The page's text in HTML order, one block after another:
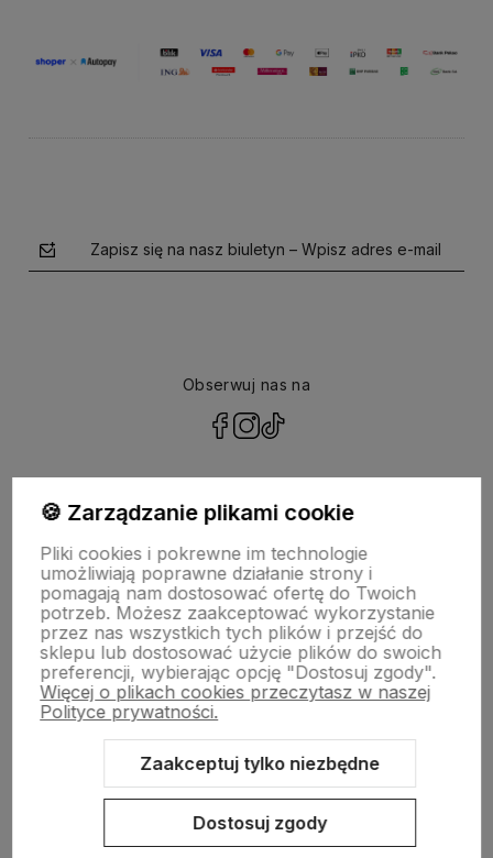
Zapisz się na nasz biuletyn – Wpisz adres e-mail
Obserwuj nas na
NASZA SELEKCJA
POMOC
KONTO
Sklep internetowy Shoper.pl Szablon Shoper Modern 3.0™
GrowCommerce
🍪 Zarządzanie plikami cookie
Pliki cookies i pokrewne im technologie
umożliwiają poprawne działanie strony i
pomagają nam dostosować ofertę do Twoich
potrzeb. Możesz zaakceptować wykorzystanie
przez nas wszystkich tych plików i przejść do
sklepu lub dostosować użycie plików do swoich
preferencji, wybierając opcję "Dostosuj zgody".
Więcej o plikach cookies przeczytasz w naszej
Polityce prywatności.
Zaakceptuj tylko niezbędne
Dostosuj zgody